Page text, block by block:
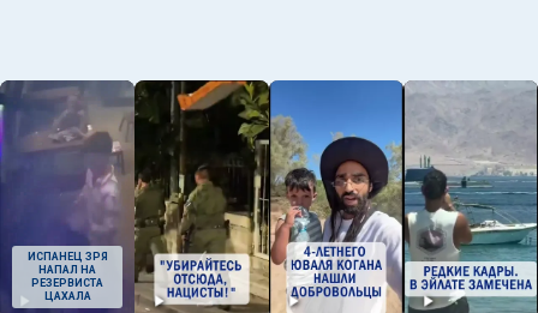
ИСПАНЕЦ ЗРЯ
НАПАЛ НА
РЕЗЕРВИСТА
ЦАХАЛА